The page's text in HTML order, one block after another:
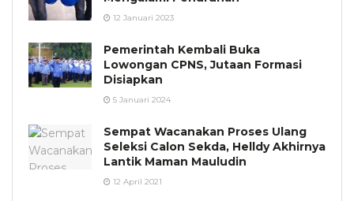
12 Januari 2023
Pemerintah Kembali Buka
Lowongan CPNS, Jutaan Formasi
Disiapkan
5 Januari 2024
Sempat Wacanakan Proses Ulang
Seleksi Calon Sekda, Helldy Akhirnya
Lantik Maman Mauludin
12 April 2021